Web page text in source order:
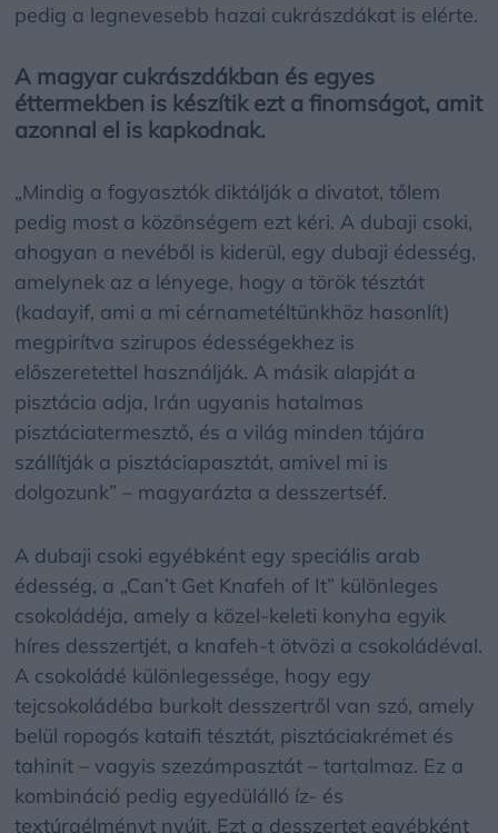
pedig a legnevesebb hazai cukrászdákat is elérte.
A magyar cukrászdákban és egyes
éttermekben is készítik ezt a finomságot, amit
azonnal el is kapkodnak.
„Mindig a fogyasztók diktálják a divatot, tőlem
pedig most a közönségem ezt kéri. A dubaji csoki,
ahogyan a nevéből is kiderül, egy dubaji édesség,
amelynek az a lényege, hogy a török tésztát
(kadayif, ami a mi cérnametéltünkhöz hasonlít)
megpirítva szirupos édességekhez is
előszeretettel használják. A másik alapját a
pisztácia adja, Irán ugyanis hatalmas
pisztáciatermesztő, és a világ minden tájára
szállítják a pisztáciapasztát, amivel mi is
dolgozunk” – magyarázta a desszertséf.
A dubaji csoki egyébként egy speciális arab
édesség, a „Can’t Get Knafeh of It” különleges
csokoládéja, amely a közel-keleti konyha egyik
híres desszertjét, a knafeh-t ötvözi a csokoládéval.
A csokoládé különlegessége, hogy egy
tejcsokoládéba burkolt desszertről van szó, amely
belül ropogós kataifi tésztát, pisztáciakrémet és
tahinit – vagyis szezámpasztát – tartalmaz. Ez a
kombináció pedig egyedülálló íz- és
textúraélményt nyújt. Ezt a desszertet egyébként